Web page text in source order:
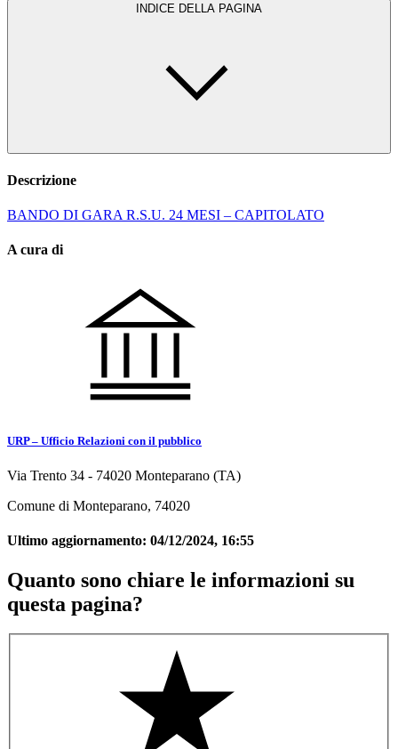
INDICE DELLA PAGINA
Descrizione
BANDO DI GARA R.S.U. 24 MESI – CAPITOLATO
A cura di
URP – Ufficio Relazioni con il pubblico
Via Trento 34 - 74020 Monteparano (TA)
Comune di Monteparano, 74020
Ultimo aggiornamento: 04/12/2024, 16:55
Quanto sono chiare le informazioni su
questa pagina?